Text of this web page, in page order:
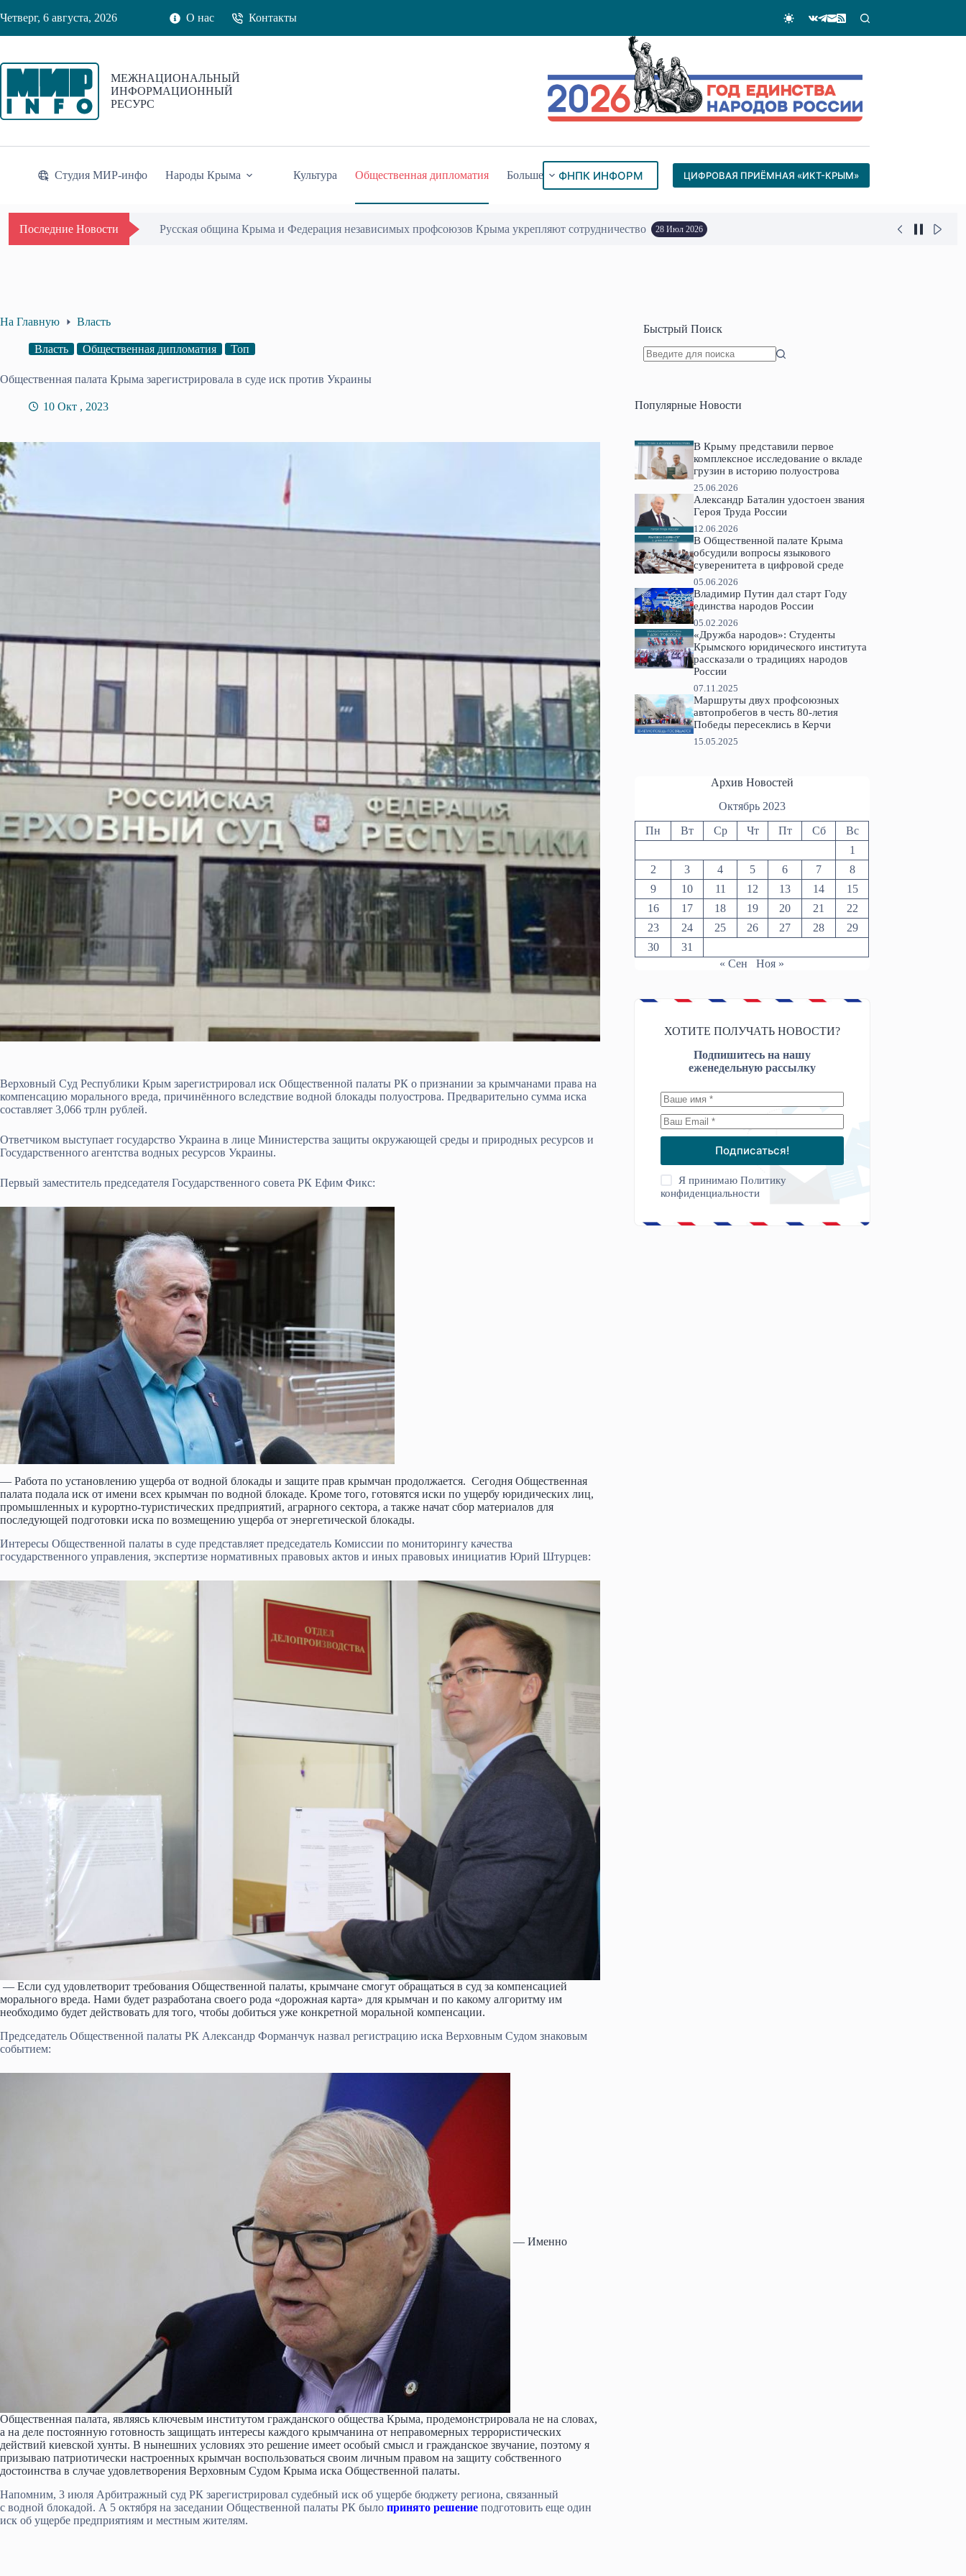
к
Четверг, 6 августа, 2026 О нас Контакты
МЕЖНАЦИОНАЛЬНЫЙ
ИНФОРМАЦИОННЫЙ
РЕСУРС
Студия МИР-инфо Народы Крыма Культура Общественная дипломатия Больше ФНПК ИНФОРМ ЦИФРОВАЯ ПРИЁМНАЯ «ИКТ-КРЫМ»
Последние Новости Русская община Крыма и Федерация независимых профсоюзов Крыма укрепляют сотрудничество 28 Июл 2026
На Главную Власть
Власть Общественная дипломатия Топ
Общественная палата Крыма зарегистрировала в суде иск против Украины
10 Окт , 2023
Верховный Суд Республики Крым зарегистрировал иск Общественной палаты РК о признании за крымчанами права на
компенсацию морального вреда, причинённого вследствие водной блокады полуострова. Предварительно сумма иска
составляет 3,066 трлн рублей.
Ответчиком выступает государство Украина в лице Министерства защиты окружающей среды и природных ресурсов и
Государственного агентства водных ресурсов Украины.
Первый заместитель председателя Государственного совета РК Ефим Фикс:
— Работа по установлению ущерба от водной блокады и защите прав крымчан продолжается. Сегодня Общественная
палата подала иск от имени всех крымчан по водной блокаде. Кроме того, готовятся иски по ущербу юридических лиц,
промышленных и курортно-туристических предприятий, аграрного сектора, а также начат сбор материалов для
последующей подготовки иска по возмещению ущерба от энергетической блокады.
Интересы Общественной палаты в суде представляет председатель Комиссии по мониторингу качества
государственного управления, экспертизе нормативных правовых актов и иных правовых инициатив Юрий Штурцев:
— Если суд удовлетворит требования Общественной палаты, крымчане смогут обращаться в суд за компенсацией
морального вреда. Нами будет разработана своего рода «дорожная карта» для крымчан и по какому алгоритму им
необходимо будет действовать для того, чтобы добиться уже конкретной моральной компенсации.
Председатель Общественной палаты РК Александр Форманчук назвал регистрацию иска Верховным Судом знаковым
событием:
— Именно
Общественная палата, являясь ключевым институтом гражданского общества Крыма, продемонстрировала не на словах,
а на деле постоянную готовность защищать интересы каждого крымчанина от неправомерных террористических
действий киевской хунты. В нынешних условиях это решение имеет особый смысл и гражданское звучание, поэтому я
призываю патриотически настроенных крымчан воспользоваться своим личным правом на защиту собственного
достоинства в случае удовлетворения Верховным Судом Крыма иска Общественной палаты.
Напомним, 3 июля Арбитражный суд РК зарегистрировал судебный иск об ущербе бюджету региона, связанный
с водной блокадой. А 5 октября на заседании Общественной палаты РК было принято решение подготовить еще один
иск об ущербе предприятиям и местным жителям.
Быстрый Поиск
Популярные Новости
В Крыму представили первое
комплексное исследование о вкладе
грузин в историю полуострова
25.06.2026
Александр Баталин удостоен звания
Героя Труда России
12.06.2026
В Общественной палате Крыма
обсудили вопросы языкового
суверенитета в цифровой среде
05.06.2026
Владимир Путин дал старт Году
единства народов России
05.02.2026
«Дружба народов»: Студенты
Крымского юридического института
рассказали о традициях народов
России
07.11.2025
Маршруты двух профсоюзных
автопробегов в честь 80-летия
Победы пересеклись в Керчи
15.05.2025
Архив Новостей
Октябрь 2023
Пн Вт Ср Чт Пт Сб
Вс
1
2
3 4 5 6 7
8
9
10 11 12 13 14
15
16
17 18 19 20 21
22
23
24 25 26 27 28
29
30
31
« Сен
Ноя »
ХОТИТЕ ПОЛУЧАТЬ НОВОСТИ?
Подпишитесь на нашу
еженедельную рассылку
Подписаться!
Я принимаюПолитику
конфиденциальности